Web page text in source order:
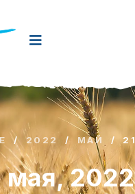
/ 2022 / МАЙ / 21
мая, 2022